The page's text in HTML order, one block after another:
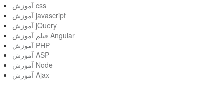
آموزش css
آموزش javascript
آموزش jQuery
فیلم آموزش Angular
آموزش PHP
آموزش ASP
آموزش Node
آموزش Ajax